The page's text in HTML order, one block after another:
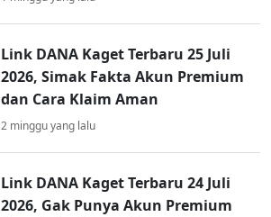
Link DANA Kaget Terbaru 25 Juli
2026, Simak Fakta Akun Premium
dan Cara Klaim Aman
2 minggu yang lalu
Link DANA Kaget Terbaru 24 Juli
2026, Gak Punya Akun Premium